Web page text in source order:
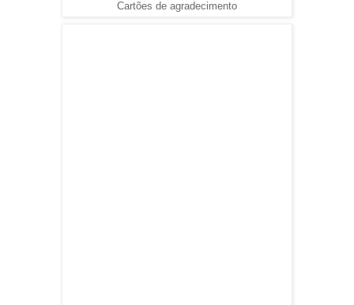
Cartões de agradecimento